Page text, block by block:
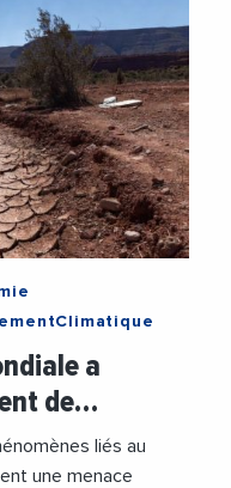
a
de…
liés au
une menace